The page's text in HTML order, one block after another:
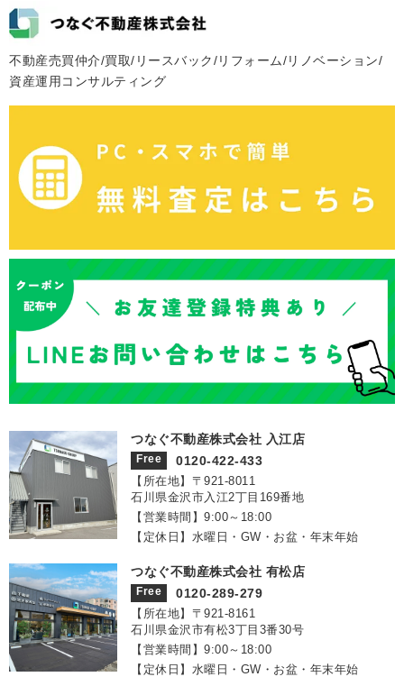
不動産売買仲介/買取/リースバック/リフォーム/リノベーション/
資産運用コンサルティング
つなぐ不動産株式会社 入江店
Free 0120-422-433
【所在地】〒921‐8011
石川県金沢市入江2丁目169番地
【営業時間】9:00～18:00
【定休日】水曜日・GW・お盆・年末年始
つなぐ不動産株式会社 有松店
Free 0120-289-279
【所在地】〒921‐8161
石川県金沢市有松3丁目3番30号
【営業時間】9:00～18:00
【定休日】水曜日・GW・お盆・年末年始